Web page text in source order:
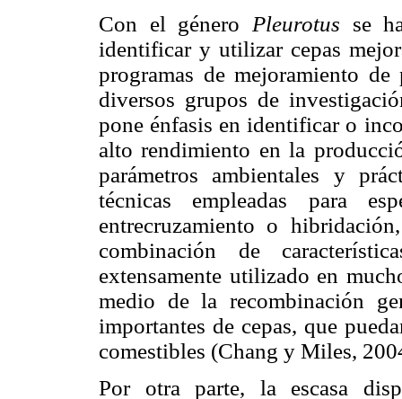
Con el género Pleurotus se
identificar y utilizar cepas
programas de mejoramiento
diversos grupos de
pone énfasis en identificar o
alto rendimiento en la
parámetros ambientales y
técnicas empleadas para
entrecruzamiento o
combinación de
extensamente utilizado en
medio de la recombinación
importantes de cepas, que
comestibles (Chang y Miles,
Por otra parte, la escasa